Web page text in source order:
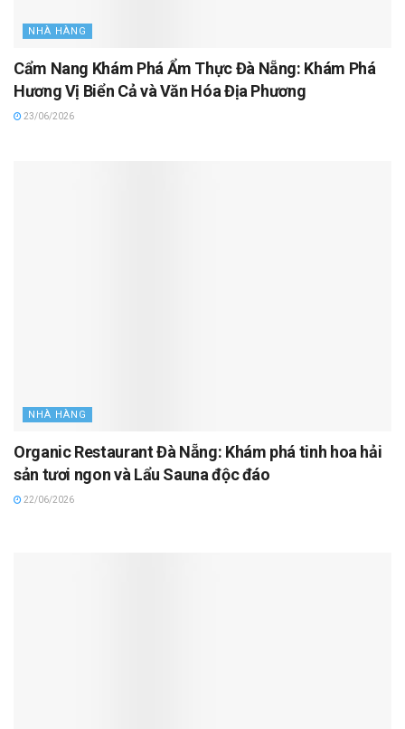
NHÀ HÀNG
Cẩm Nang Khám Phá Ẩm Thực Đà Nẵng: Khám Phá
Hương Vị Biển Cả và Văn Hóa Địa Phương
23/06/2026
NHÀ HÀNG
Organic Restaurant Đà Nẵng: Khám phá tinh hoa hải
sản tươi ngon và Lẩu Sauna độc đáo
22/06/2026